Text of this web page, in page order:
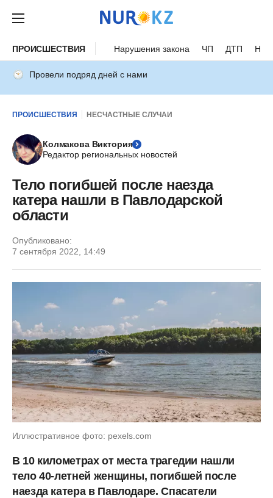
ПРОИСШЕСТВИЯ Нарушения закона ЧП ДТП
Провели подряд дней с нами
ПРОИСШЕСТВИЯ НЕСЧАСТНЫЕ СЛУЧАИ
Колмакова Виктория
Редактор региональных новостей
Тело погибшей после наезда
катера нашли в Павлодарской
области
Опубликовано:
7 сентября 2022, 14:49
Иллюстративное фото: pexels.com
В 10 километрах от места трагедии нашли
тело 40-летней женщины, погибшей после
наезда катера в Павлодаре. Спасатели